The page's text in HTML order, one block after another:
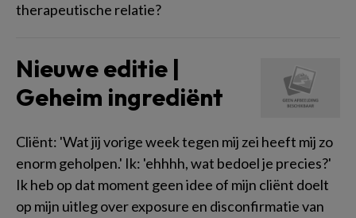
therapeutische relatie?
Nieuwe editie |
Geheim ingrediënt
Cliënt: 'Wat jij vorige week tegen mij zei heeft mij zo
enorm geholpen.' Ik: 'ehhhh, wat bedoel je precies?'
Ik heb op dat moment geen idee of mijn cliënt doelt
op mijn uitleg over exposure en disconfirmatie van